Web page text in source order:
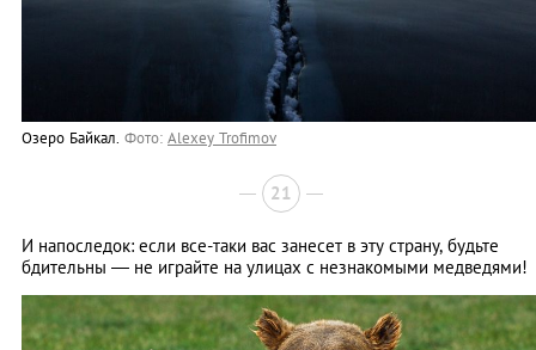
Озеро Байкал. Фото: Alexey Trofimov
21
И напоследок: если все-таки вас занесет в эту страну, будьте
бдительны — не играйте на улицах с незнакомыми медведями!